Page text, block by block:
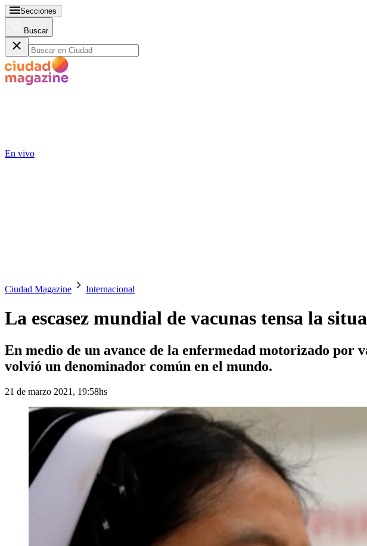
Secciones
Buscar
En vivo
Ciudad Magazine Internacional
La escasez mundial de vacunas tensa la
En medio de un avance de la enfermedad motorizado por
volvió un denominador común en el mundo.
21 de marzo 2021, 19:58hs